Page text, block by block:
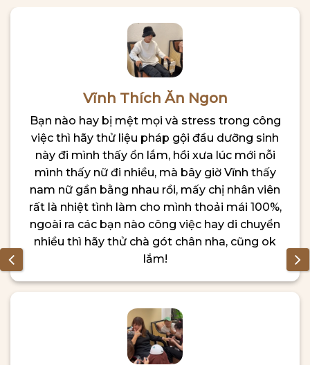
Vĩnh Thích Ăn Ngon
Bạn nào hay bị mệt mọi và stress trong công
việc thì hãy thử liệu pháp gội đầu dưỡng sinh
này đi mình thấy ổn lắm, hồi xưa lúc mới nỗi
mình thấy nữ đi nhiều, mà bây giờ Vĩnh thấy
nam nữ gần bằng nhau rồi, mấy chị nhân viên
rất là nhiệt tình làm cho mình thoải mái 100%,
ngoài ra các bạn nào công việc hay di chuyển
nhiều thì hãy thử chà gót chân nha, cũng ok
lắm!